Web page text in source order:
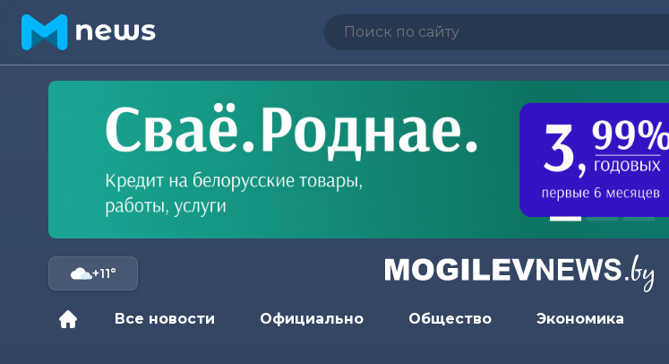
+11°
Все новости Официально Общество Экономика